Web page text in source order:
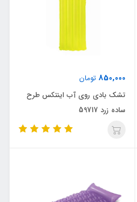
850,000 تومان
تشک بادی روی آب اینتکس طرح
ساده زرد 59717